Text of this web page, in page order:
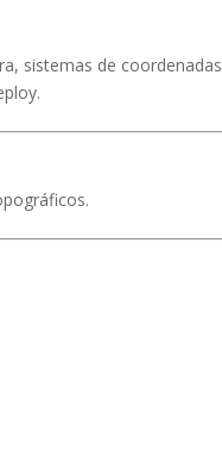
sistemas de